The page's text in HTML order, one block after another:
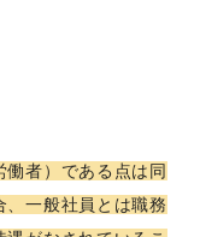
働者）である点は同
、一般社員とは職務